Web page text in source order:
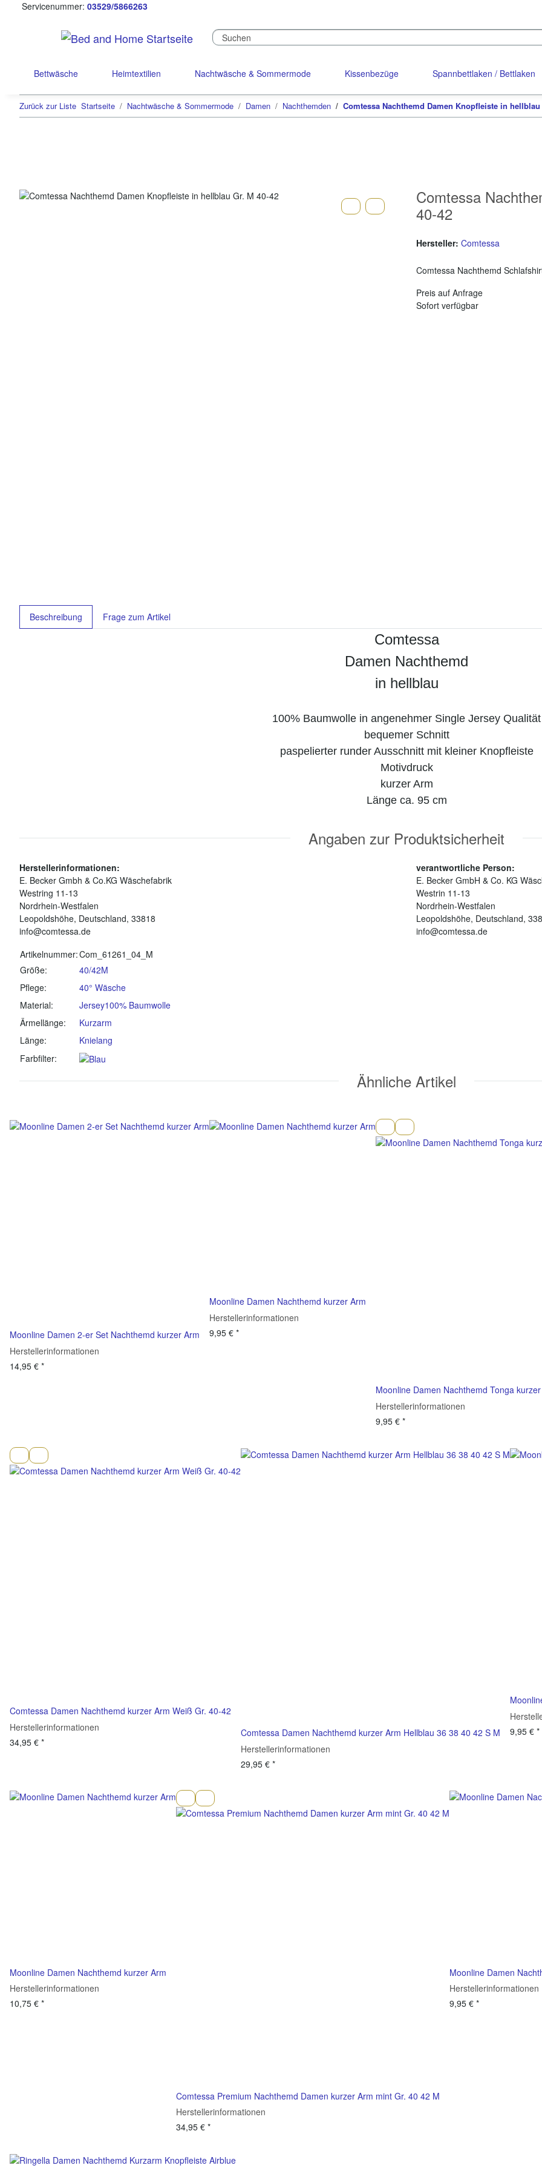
Servicenummer: 03529/5866263
Bettwäsche Heimtextilien Nachtwäsche & Sommermode Kissenbezüge Spannbettlaken / Bettlaken
Zurück zur Liste Startseite Nachtwäsche & Sommermode Damen Nachthemden Comtessa Nachthemd Damen Knopfleiste in hellblau
Comtessa
40-42
Hersteller: Comtessa
Comtessa Nachthemd
Preis auf Anfrage
Sofort verfügbar
Beschreibung Frage zum Artikel
Comtessa
Damen Nachthemd
in hellblau
100% Baumwolle in angenehmer Single Jersey Qualität
bequemer Schnitt
paspelierter runder Ausschnitt mit kleiner Knopfleiste
Motivdruck
kurzer Arm
Länge ca. 95 cm
Angaben zur Produktsicherheit
Herstellerinformationen:
E. Becker Gmbh & Co.KG Wäschefabrik
Westring 11-13
Nordrhein-Westfalen
Leopoldshöhe, Deutschland, 33818
info@comtessa.de
verantwortliche Person:
E. Becker GmbH & Co. KG
Westrin 11-13
Nordrhein-Westfalen
Leopoldshöhe, Deutschland,
info@comtessa.de
Produkteigenschaft
Wert
Artikelnummer:Com_61261_04_M
Größe:
40/42M
Pflege:
40° Wäsche
Material:
Jersey100% Baumwolle
Ärmellänge:
Kurzarm
Länge:
Knielang
Farbfilter:
Ähnliche Artikel
Moonline Damen 2-er Set Nachthemd kurzer Arm
Herstellerinformationen
14,95 € *
Moonline Damen Nachthemd kurzer Arm
Herstellerinformationen
9,95 € *
Moonline Damen Nachthemd Tonga
Herstellerinformationen
9,95 € *
Comtessa Damen Nachthemd kurzer Arm Weiß Gr. 40-42
Herstellerinformationen
34,95 € *
Comtessa Damen Nachthemd kurzer Arm Hellblau 36 38 40 42 S M
Herstellerinformationen
29,95 € *
9,95 € *
Moonline Damen Nachthemd kurzer Arm
Herstellerinformationen
10,75 € *
Comtessa Premium Nachthemd Damen kurzer Arm mint Gr. 40 42 M
Herstellerinformationen
34,95 € *
Moonline Damen
Herstellerinformationen
9,95 € *